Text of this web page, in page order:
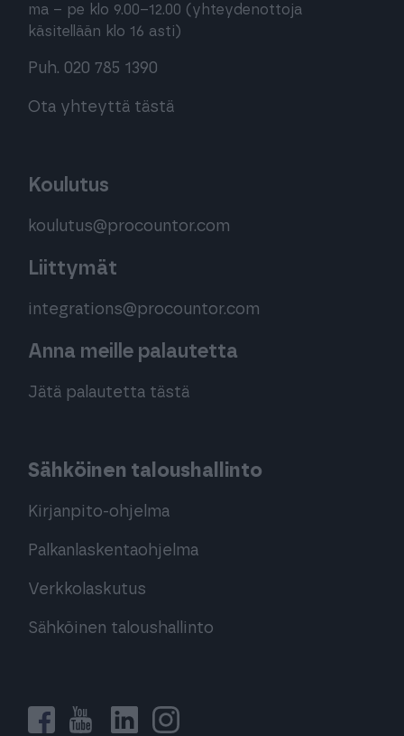
ma – pe klo 9.00–12.00 (yhteydenottoja
käsitellään klo 16 asti)
Puh. 020 785 1390
Ota yhteyttä tästä
Koulutus
koulutus@procountor.com
Liittymät
integrations@procountor.com
Anna meille palautetta
Jätä palautetta tästä
Sähköinen taloushallinto
Kirjanpito-ohjelma
Palkanlaskentaohjelma
Verkkolaskutus
Sähköinen taloushallinto